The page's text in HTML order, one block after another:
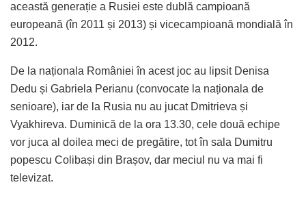
această generație a Rusiei este dublă campioană
europeană (în 2011 și 2013) și vicecampioană mondială în
2012.
De la naționala României în acest joc au lipsit Denisa
Dedu și Gabriela Perianu (convocate la naționala de
senioare), iar de la Rusia nu au jucat Dmitrieva și
Vyakhireva. Duminică de la ora 13.30, cele două echipe
vor juca al doilea meci de pregătire, tot în sala Dumitru
popescu Colibași din Brașov, dar meciul nu va mai fi
televizat.